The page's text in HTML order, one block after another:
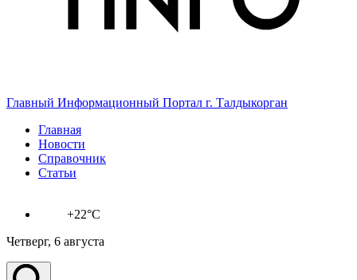
Главный Информационный Портал г. Талдыкорган
Главная
Новости
Справочник
Статьи
+22°C
Четверг, 6 августа